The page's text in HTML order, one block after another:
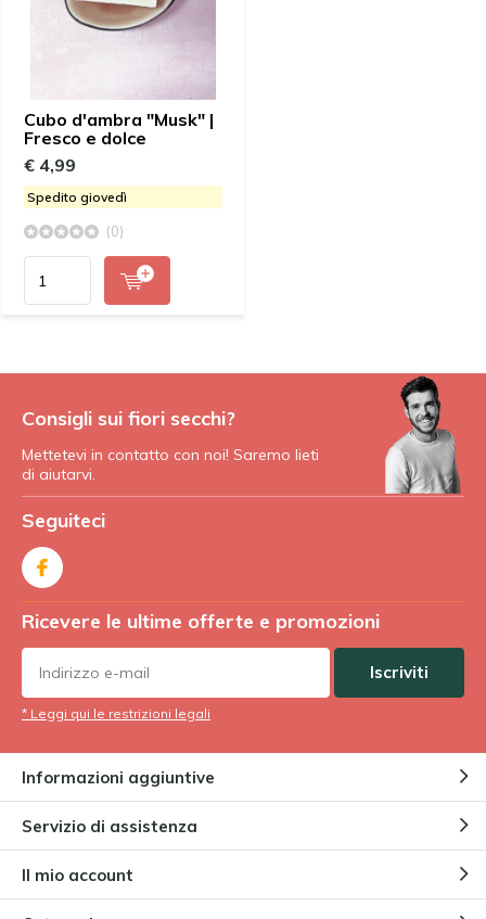
Cubo d'ambra "Musk" |
Fresco e dolce
€ 4,99
Spedito giovedì
(0)
Consigli sui fiori secchi?
Mettetevi in contatto con noi! Saremo lieti
di aiutarvi.
Seguiteci
Ricevere le ultime offerte e promozioni
Iscriviti
* Leggi qui le restrizioni legali
Informazioni aggiuntive
Servizio di assistenza
Il mio account